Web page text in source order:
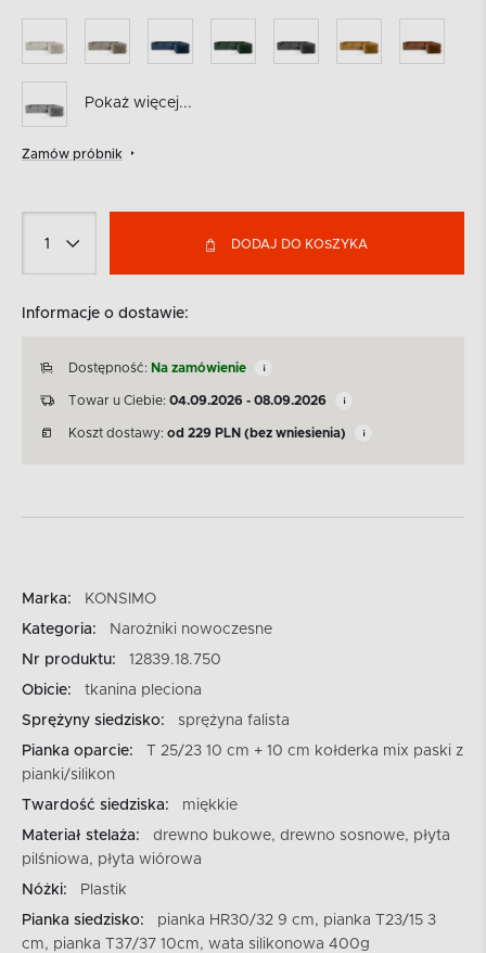
Pokaż więcej...
Zamów próbnik
DODAJ DO KOSZYKA
Informacje o dostawie:
Dostępność: Na zamówienie
Towar u Ciebie: 04.09.2026 - 08.09.2026
Koszt dostawy: od 229 PLN (bez wniesienia)
Marka:
KONSIMO
Kategoria:
Narożniki nowoczesne
Nr produktu:
12839.18.750
Obicie:
tkanina pleciona
Sprężyny siedzisko:
sprężyna falista
Pianka oparcie:
T 25/23 10 cm + 10 cm kołderka mix paski z
pianki/silikon
Twardość siedziska:
miękkie
Materiał stelaża:
drewno bukowe, drewno sosnowe, płyta
pilśniowa, płyta wiórowa
Nóżki:
Plastik
Pianka siedzisko:
pianka HR30/32 9 cm, pianka T23/15 3
cm, pianka T37/37 10cm, wata silikonowa 400g